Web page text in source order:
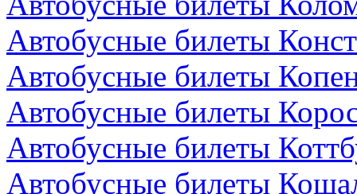
Автобусные билеты
Автобусные билеты
Автобусные билеты
Автобусные билеты
Автобусные билеты